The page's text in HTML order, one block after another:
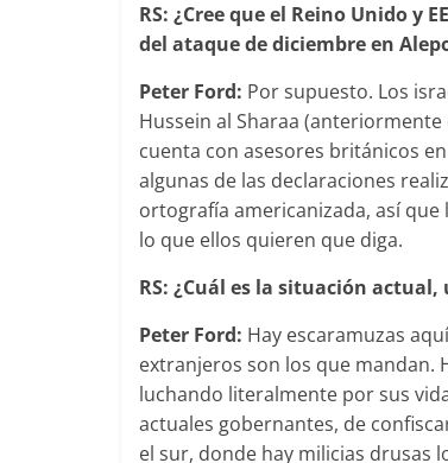
RS: ¿Cree que el Reino Unido
del ataque de diciembre en
Peter Ford: Por supuesto. Los
Hussein al Sharaa
cuenta con asesores británicos
algunas de las declaraciones
ortografía americanizada, así que
lo que ellos quieren que diga.
RS: ¿Cuál es la situación actual,
Peter Ford: Hay escaramuzas
extranjeros son los que mandan.
luchando literalmente por sus
actuales gobernantes, de
el sur, donde hay milicias drusas